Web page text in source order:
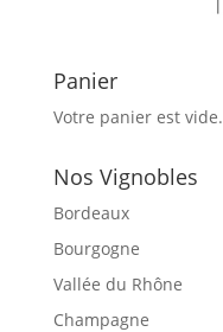
Panier
Votre panier est vide.
Nos Vignobles
Bordeaux
Bourgogne
Vallée du Rhône
Champagne